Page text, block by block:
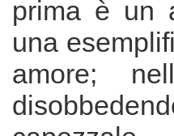
prima è un
una
amore;